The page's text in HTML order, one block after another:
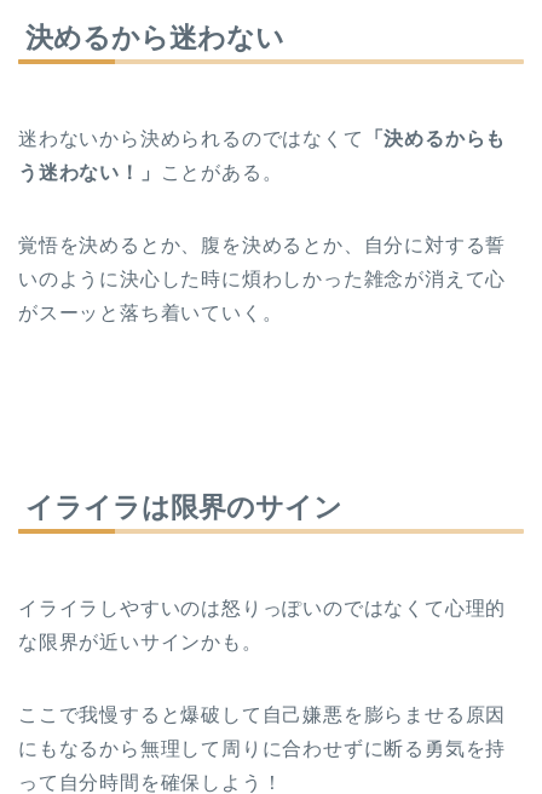
決めるから迷わない
迷わないから決められるのではなくて
「決めるからも
う迷わない！」
ことがある。
覚悟を決めるとか、腹を決めるとか、自分に対する誓
いのように決心した時に煩わしかった雑念が消えて心
がスーッと落ち着いていく。
イライラは限界のサイン
イライラしやすいのは怒りっぽいのではなくて心理的
な限界が近いサインかも。
ここで我慢すると爆破して自己嫌悪を膨らませる原因
にもなるから無理して周りに合わせずに断る勇気を持
って自分時間を確保しよう！